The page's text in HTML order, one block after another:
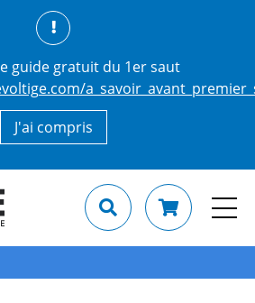
guide gratuit du 1er saut
J'ai compris